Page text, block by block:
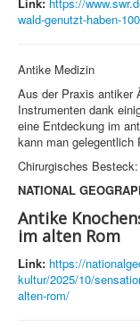
Link: https://
wald-genutzt-haben-
Antike Medizin
Aus der Praxis antiker
Instrumenten dank
eine Entdeckung im
kann man gelegentlich
Chirurgisches Besteck:
NATIONAL
Antike
im alten Rom
Link: https://
kultur/2025/10/
alten-rom/